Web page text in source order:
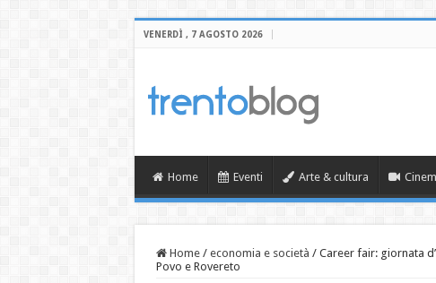
VENERDÌ , 7 AGOSTO 2026
Home Eventi Arte & cultura
Home / economia e società / Career fair: giornata
Povo e Rovereto